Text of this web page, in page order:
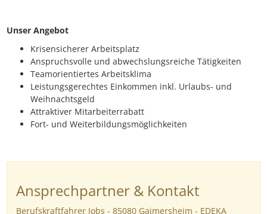
Unser Angebot
Krisensicherer Arbeitsplatz
Anspruchsvolle und abwechslungsreiche Tätigkeiten
Teamorientiertes Arbeitsklima
Leistungsgerechtes Einkommen inkl. Urlaubs- und
Weihnachtsgeld
Attraktiver Mitarbeiterrabatt
Fort- und Weiterbildungsmöglichkeiten
Ansprechpartner & Kontakt
Berufskraftfahrer Jobs - 85080 Gaimersheim - EDEKA